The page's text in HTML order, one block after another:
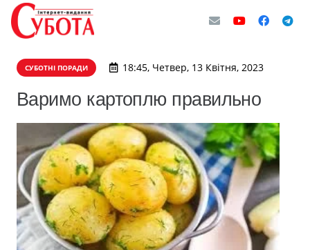
СУБОТНІ ПОРАДИ 18:45, Четвер, 13 Квітня, 2023
Варимо картоплю правильно